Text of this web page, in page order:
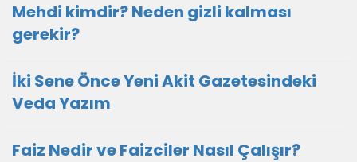
Mehdi kimdir? Neden gizli kalması
gerekir?
İki Sene Önce Yeni Akit Gazetesindeki
Veda Yazım
Faiz Nedir ve Faizciler Nasıl Çalışır?